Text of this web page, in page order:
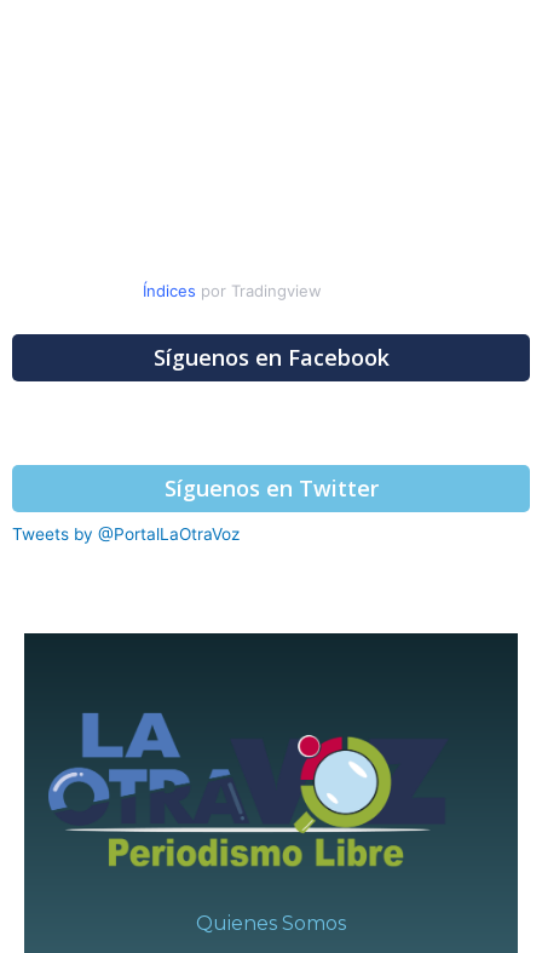
Índices por Tradingview
Síguenos en Facebook
Síguenos en Twitter
Tweets by @PortalLaOtraVoz
Quienes Somos